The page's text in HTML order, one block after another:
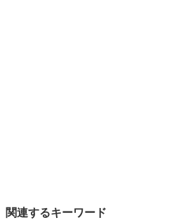
関連するキーワード